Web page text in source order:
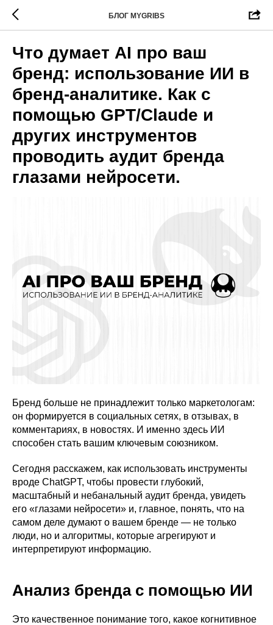
БЛОГ MYGRIBS
Что думает AI про ваш
бренд: использование ИИ в
бренд-аналитике. Как с
помощью GPT/Claude и
других инструментов
проводить аудит бренда
глазами нейросети.
Бренд больше не принадлежит только маркетологам:
он формируется в социальных сетях, в отзывах, в
комментариях, в новостях. И именно здесь ИИ
способен стать вашим ключевым союзником.
Сегодня расскажем, как использовать инструменты
вроде ChatGPT, чтобы провести глубокий,
масштабный и небанальный аудит бренда, увидеть
его «глазами нейросети» и, главное, понять, что на
самом деле думают о вашем бренде — не только
люди, но и алгоритмы, которые агрегируют и
интерпретируют информацию.
Анализ бренда с помощью ИИ
Это качественное понимание того, какое когнитивное